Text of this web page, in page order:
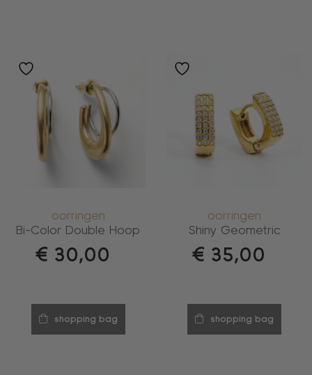
oorringen
Bi-Color Double Hoop
€ 30,00
shopping bag
oorringen
Shiny Geometric
€ 35,00
shopping bag